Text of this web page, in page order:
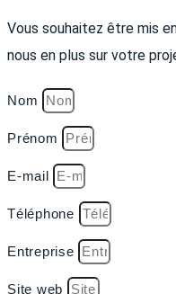
Vous souhaitez être mis
nous en plus sur votre
Nom
Prénom
E-mail
Téléphone
Entreprise
Site web